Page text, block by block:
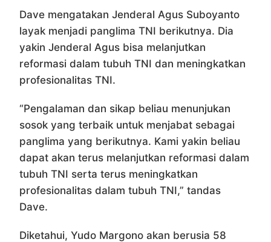
Dave mengatakan Jenderal Agus Suboyanto
layak menjadi panglima TNI berikutnya. Dia
yakin Jenderal Agus bisa melanjutkan
reformasi dalam tubuh TNI dan meningkatkan
profesionalitas TNI.
“Pengalaman dan sikap beliau menunjukan
sosok yang terbaik untuk menjabat sebagai
panglima yang berikutnya. Kami yakin beliau
dapat akan terus melanjutkan reformasi dalam
tubuh TNI serta terus meningkatkan
profesionalitas dalam tubuh TNI,” tandas
Dave.
Diketahui, Yudo Margono akan berusia 58